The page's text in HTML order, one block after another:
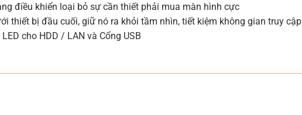
điều khiển loại bỏ sự cần thiết phải mua màn hình cực
thiết bị đầu cuối, giữ nó ra khỏi tầm nhìn, tiết kiệm không gian truy cập
cho HDD / LAN và Cổng USB